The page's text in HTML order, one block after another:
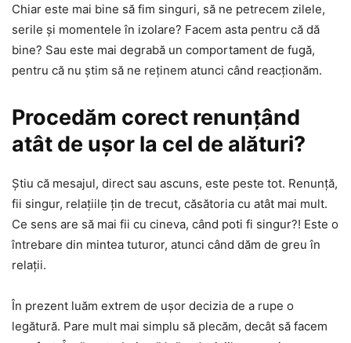
Chiar este mai bine să fim singuri, să ne petrecem zilele,
serile şi momentele în izolare? Facem asta pentru că dă
bine? Sau este mai degrabă un comportament de fugă,
pentru că nu ştim să ne reţinem atunci când reacţionăm.
Procedăm corect renunţând
atât de uşor la cel de alături?
Ştiu că mesajul, direct sau ascuns, este peste tot. Renunţă,
fii singur, relaţiile ţin de trecut, căsătoria cu atât mai mult.
Ce sens are să mai fii cu cineva, când poti fi singur?! Este o
întrebare din mintea tuturor, atunci când dăm de greu în
relaţii.
În prezent luăm extrem de uşor decizia de a rupe o
legătură. Pare mult mai simplu să plecăm, decât să facem